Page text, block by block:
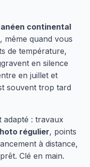
continental
même quand vous
de température,
en silence
en juillet et
souvent trop tard
: travaux
régulier, points
à distance,
Clé en main.